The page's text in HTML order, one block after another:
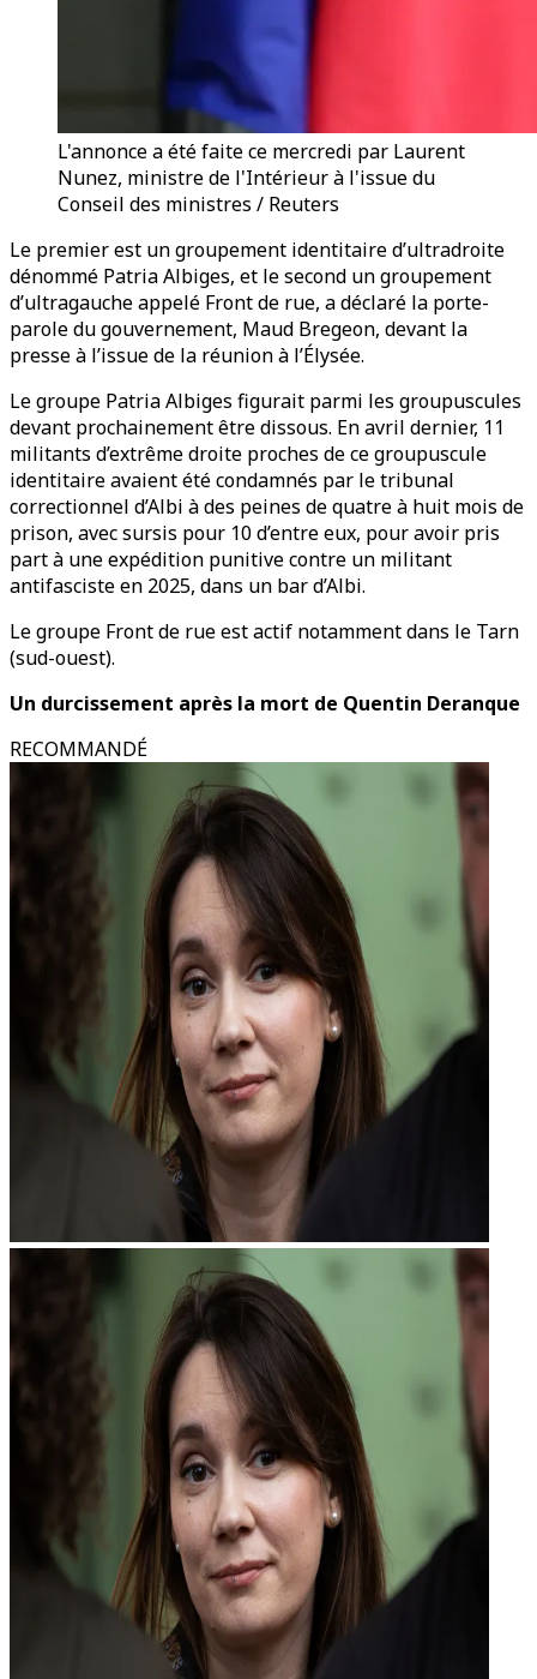
L'annonce a été faite ce mercredi par Laurent
Nunez, ministre de l'Intérieur à l'issue du
Conseil des ministres / Reuters
Le premier est un groupement identitaire d’ultradroite
dénommé Patria Albiges, et le second un groupement
d’ultragauche appelé Front de rue, a déclaré la porte-
parole du gouvernement, Maud Bregeon, devant la
presse à l’issue de la réunion à l’Élysée.
Le groupe Patria Albiges figurait parmi les groupuscules
devant prochainement être dissous. En avril dernier, 11
militants d’extrême droite proches de ce groupuscule
identitaire avaient été condamnés par le tribunal
correctionnel d’Albi à des peines de quatre à huit mois de
prison, avec sursis pour 10 d’entre eux, pour avoir pris
part à une expédition punitive contre un militant
antifasciste en 2025, dans un bar d’Albi.
Le groupe Front de rue est actif notamment dans le Tarn
(sud-ouest).
Un durcissement après la mort de Quentin Deranque
RECOMMANDÉ